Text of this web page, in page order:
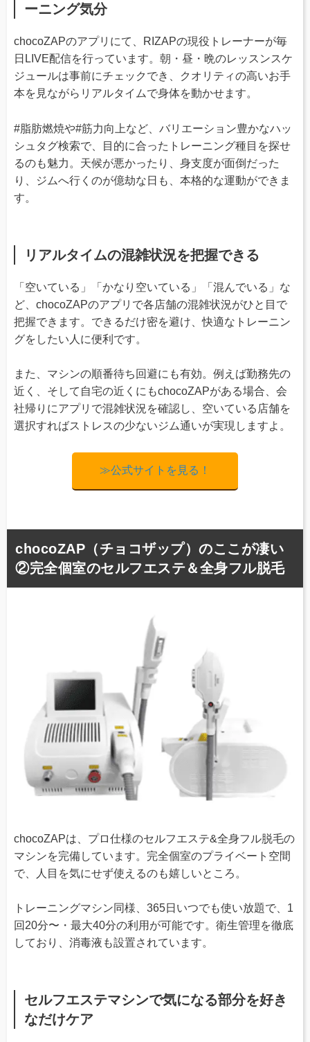
ーニング気分
chocoZAPのアプリにて、RIZAPの現役トレーナーが毎
日LIVE配信を行っています。朝・昼・晩のレッスンスケ
ジュールは事前にチェックでき、クオリティの高いお手
本を見ながらリアルタイムで身体を動かせます。
#脂肪燃焼や#筋力向上など、バリエーション豊かなハッ
シュタグ検索で、目的に合ったトレーニング種目を探せ
るのも魅力。天候が悪かったり、身支度が面倒だった
り、ジムへ行くのが億劫な日も、本格的な運動ができま
す。
リアルタイムの混雑状況を把握できる
「空いている」「かなり空いている」「混んでいる」な
ど、chocoZAPのアプリで各店舗の混雑状況がひと目で
把握できます。できるだけ密を避け、快適なトレーニン
グをしたい人に便利です。
また、マシンの順番待ち回避にも有効。例えば勤務先の
近く、そして自宅の近くにもchocoZAPがある場合、会
社帰りにアプリで混雑状況を確認し、空いている店舗を
選択すればストレスの少ないジム通いが実現しますよ。
≫公式サイトを見る！
chocoZAP（チョコザップ）のここが凄い
②完全個室のセルフエステ＆全身フル脱毛
chocoZAPは、プロ仕様のセルフエステ&全身フル脱毛の
マシンを完備しています。完全個室のプライベート空間
で、人目を気にせず使えるのも嬉しいところ。
トレーニングマシン同様、365日いつでも使い放題で、1
回20分〜・最大40分の利用が可能です。衛生管理を徹底
しており、消毒液も設置されています。
セルフエステマシンで気になる部分を好き
なだけケア